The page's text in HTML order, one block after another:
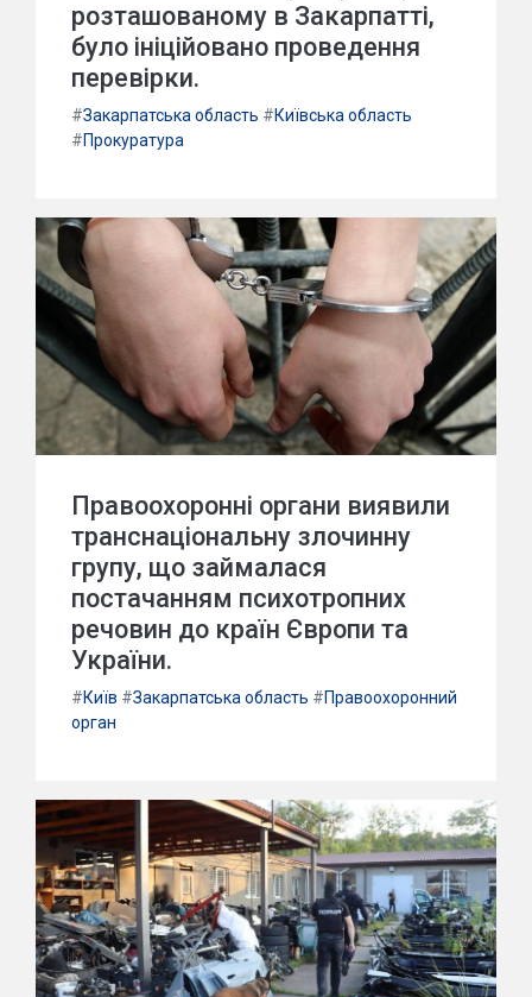
розташованому в Закарпатті,
було ініційовано проведення
перевірки.
#Закарпатська область #Київська область
#Прокуратура
Правоохоронні органи виявили
транснаціональну злочинну
групу, що займалася
постачанням психотропних
речовин до країн Європи та
України.
#Київ #Закарпатська область #Правоохоронний
орган